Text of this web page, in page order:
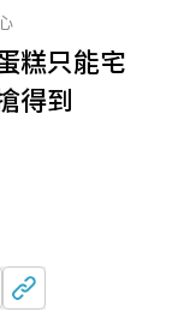
糕只能宅
得到